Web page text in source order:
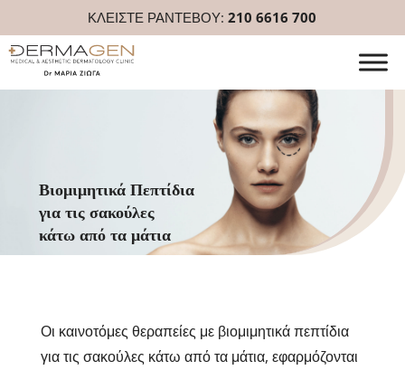
ΚΛΕΙΣΤΕ ΡΑΝΤΕΒΟΥ:210 6616 700
Βιομιμητικά Πεπτίδια
για τις σακούλες
κάτω από τα μάτια
Οι καινοτόμες θεραπείες με βιομιμητικά πεπτίδια
για τις σακούλες κάτω από τα μάτια, εφαρμόζονται